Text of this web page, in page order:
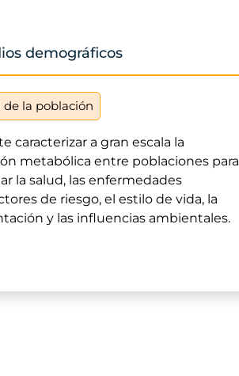
demográficos
de la población
caracterizar a gran escala la
metabólica entre poblaciones para
la salud, las enfermedades
de riesgo, el estilo de vida, la
y las influencias ambientales.